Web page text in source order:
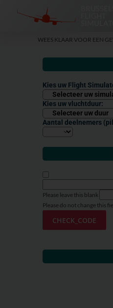
WEES KLAAR VOOR EEN
Kies uw Flight
Kies uw vluchtduur:
Aantal deelnemers
Please leave this blank
Please do not change this